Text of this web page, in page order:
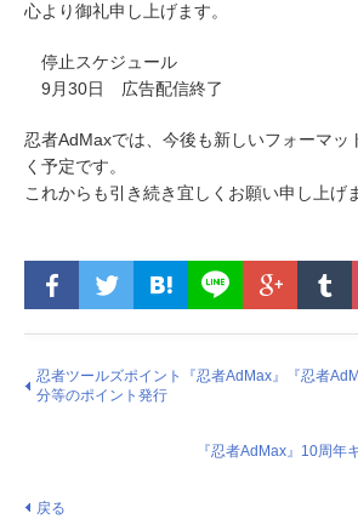
心より御礼申し上げます。
停止スケジュール
9月30日 広告配信終了
忍者AdMaxでは、今後も新しいフォーマッ
く予定です。
これからも引き続き宜しくお願い申し上げ
忍者ツールズポイント『忍者AdMax』『忍者
分等のポイント発行
『忍者AdMax』10周年
戻る